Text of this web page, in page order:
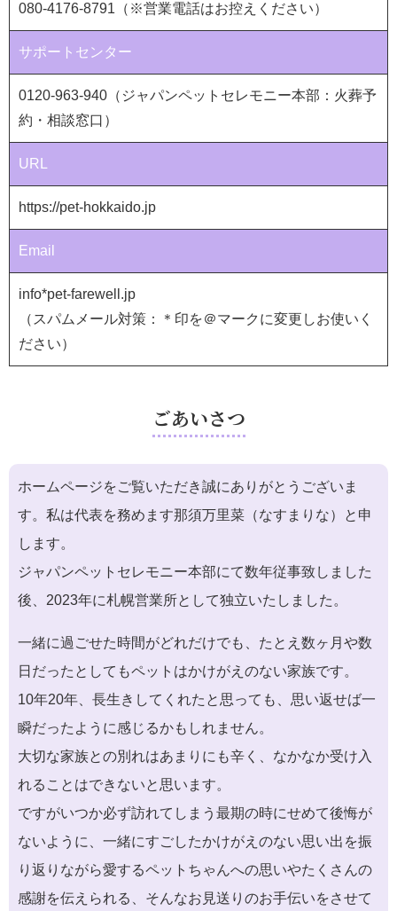
080-4176-8791（※営業電話はお控えください）
サポートセンター
0120-963-940 （ジャパンペットセレモニー本部：火葬予
約・相談窓口）
URL
https://pet-hokkaido.jp
Email
info*pet-farewell.jp
（スパムメール対策：＊印を＠マークに変更しお使いく
ださい）
ごあいさつ
ホームページをご覧いただき誠にありがとうございま
す。私は代表を務めます那須万里菜（なすまりな）と申
します。
ジャパンペットセレモニー本部にて数年従事致しました
後、2023年に札幌営業所として独立いたしました。
一緒に過ごせた時間がどれだけでも、たとえ数ヶ月や数
日だったとしてもペットはかけがえのない家族です。
10年20年、長生きしてくれたと思っても、思い返せば一
瞬だったように感じるかもしれません。
大切な家族との別れはあまりにも辛く、なかなか受け入
れることはできないと思います。
ですがいつか必ず訪れてしまう最期の時にせめて後悔が
ないように、一緒にすごしたかけがえのない思い出を振
り返りながら愛するペットちゃんへの思いやたくさんの
感謝を伝えられる、そんなお見送りのお手伝いをさせて